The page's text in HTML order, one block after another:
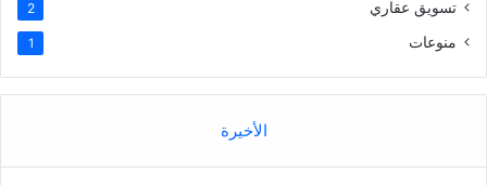
تسويق عقاري 2
منوعات 1
الأخيرة